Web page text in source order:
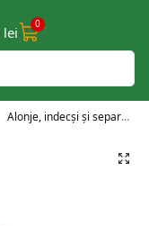
lei 0
Alonje, indecși și separatoare